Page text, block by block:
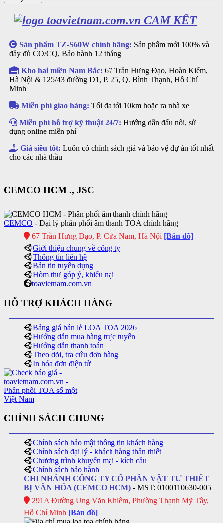
CAM KẾT
Sản phẩm TZ-S60W chính hãng: Sản phẩm mới 100% và
đầy đủ CO/CQ, Bảo hành 12 tháng
Kho hai miền Nam Bắc: 67 Trần Hưng Đạo, Hoàn Kiếm,
Hà Nội & 125/43 đường D1, P. 25, Q. Bình Thạnh, Hồ Chí
Minh
Miễn phí giao hàng: Tối đa tới 10km hoặc ra nhà xe
Miễn phí hỗ trợ kỹ thuật 24/7: Hướng dẫn đấu nối, sử
dụng online miễn phí
Giá siêu tốt: Luôn có chính sách giá và bảo vệ dự án tốt nhất
cho các nhà thầu
CEMCO HCM ., JSC
CEMCO - Đại lý phân phối âm thanh TOA chính hãng
67 Trần Hưng Đạo, P. Cửa Nam, Hà Nội [Bản đồ]
Giới thiệu chung về công ty
Thông tin liên hệ
Bản tin tuyển dụng
Hòm thư góp ý, khiếu nại
toavietnam.com.vn
HỖ TRỢ KHÁCH HÀNG
Bảng giá bán lẻ LOA TOA 2026
Hướng dẫn mua hàng trực tuyến
Hướng dẫn thanh toán
Theo dõi, tra cứu đơn hàng
In hóa đơn điện tử
CHÍNH SÁCH CHUNG
Chính sách bảo mật thông tin khách hàng
Chính sách đại lý - khách hàng thân thiết
Chương trình khuyến mại - kích cầu
Chính sách bảo hành
CHI NHÁNH CÔNG TY CỔ PHẦN VẬT TƯ THIẾT
BỊ VĂN HÓA (CEMCO HCM) - MST: 0100110630-005
291A Đường Ung Văn Khiêm, Phường Thạnh Mỹ Tây,
Hỗ Chí Minh [Bản đồ]